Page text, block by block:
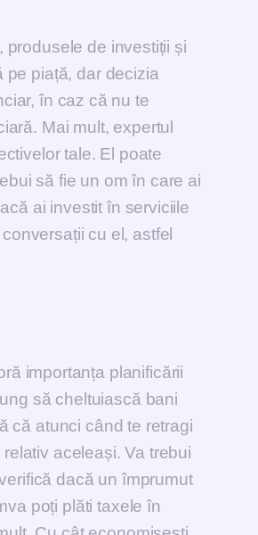
produsele de investiții și
pe piață, dar decizia
în caz că nu te
Mai mult, expertul
tale. El poate
să fie un om în care ai
ai investit în serviciile
cu el, astfel
importanța planificării
să cheltuiască bani
că atunci când te retragi
aceleași. Va trebui
dacă un împrumut
poți plăti taxele în